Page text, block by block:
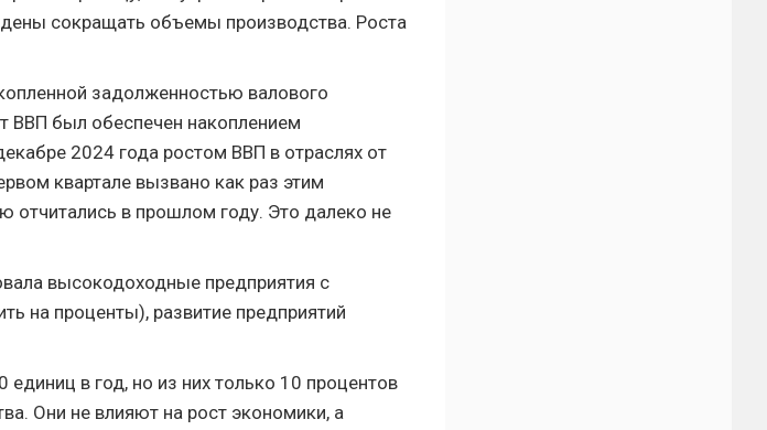
сокращать объемы производства. Роста
задолженностью валового
ВВП был обеспечен накоплением
2024 года ростом ВВП в отраслях от
квартале вызвано как раз этим
отчитались в прошлом году. Это далеко не
высокодоходные предприятия с
на проценты), развитие предприятий
в год, но из них только 10 процентов
Они не влияют на рост экономики, а